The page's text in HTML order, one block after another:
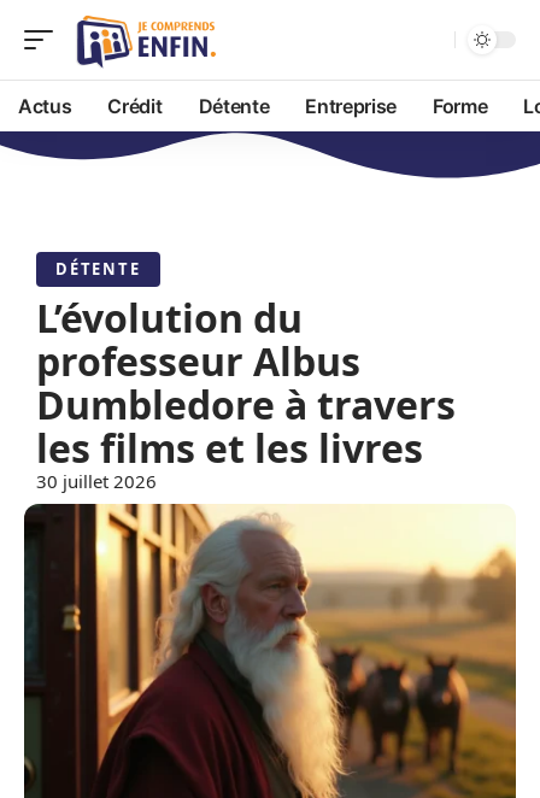
Actus Crédit Détente Entreprise Forme
DÉTENTE
L’évolution du
professeur Albus
Dumbledore à travers
les films et les livres
30 juillet 2026